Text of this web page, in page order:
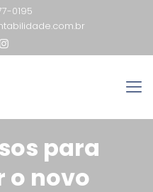
0195
para
o novo